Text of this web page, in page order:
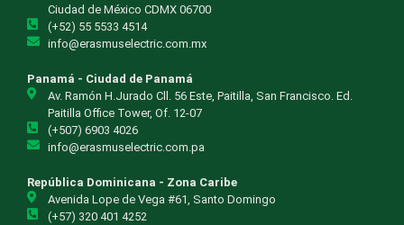
Ciudad de México CDMX 06700
(+52) 55 5533 4514
info@erasmuselectric.com.mx
Panamá - Ciudad de Panamá
Av. Ramón H.Jurado Cll. 56 Este, Paitilla, San Francisco. Ed.
Paitilla Office Tower, Of. 12-07
(+507) 6903 4026
info@erasmuselectric.com.pa
República Dominicana - Zona Caribe
Avenida Lope de Vega #61, Santo Domingo
(+57) 320 401 4252